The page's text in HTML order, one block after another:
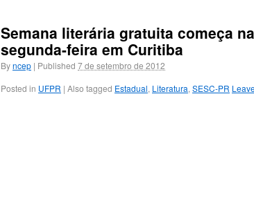
Semana literária gratuita começa
segunda-feira em Curitiba
Byncep | Published 7 de setembro de 2012
Posted in UFPR | Also tagged Estadual, Literatura, SESC-PR